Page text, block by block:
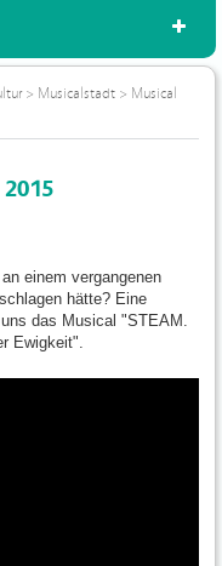
> Musicalstadt > Musical
einem vergangenen
hätte? Eine
das Musical "STEAM.
Ewigkeit".